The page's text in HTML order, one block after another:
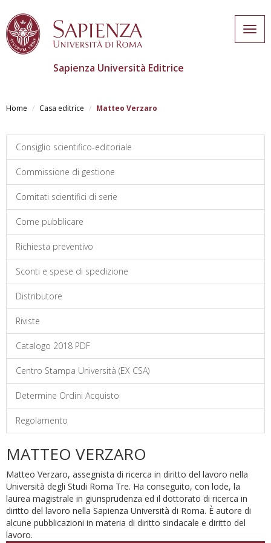
main
Sapienza Università Editrice
Home Casa editrice Matteo Verzaro
Consiglio scientifico-editoriale
Commissione di gestione
Comitati scientifici di serie
Come pubblicare
Richiesta preventivo
Sconti e spese di spedizione
Distributore
Riviste
Catalogo 2018 PDF
Centro Stampa Università (EX CSA)
Determine Ordini Acquisto
Regolamento
MATTEO VERZARO
Matteo Verzaro, assegnista di ricerca in diritto del lavoro nella
Università degli Studi Roma Tre. Ha conseguito, con lode, la
laurea magistrale in giurisprudenza ed il dottorato di ricerca in
diritto del lavoro nella Sapienza Università di Roma. È autore di
alcune pubblicazioni in materia di diritto sindacale e diritto del
lavoro.